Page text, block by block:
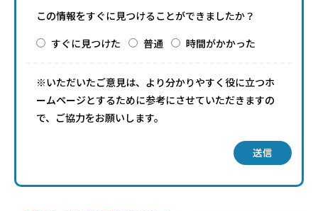
この情報をすぐに見つけることができましたか？
すぐに見つけた
普通 時間がかかった
※いただいたご意見は、より分かりやすく役に立つホ
ームページとするために参考にさせていただきますの
で、ご協力をお願いします。
送信